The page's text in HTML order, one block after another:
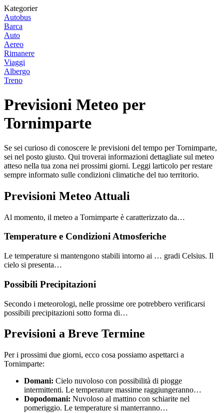
Kategorier
Autobus
Barca
Auto
Aereo
Rimanere
Viaggi
Albergo
Treno
Previsioni Meteo per
Tornimparte
Se sei curioso di conoscere le previsioni del tempo per Tornimparte,
sei nel posto giusto. Qui troverai informazioni dettagliate sul meteo
atteso nella tua zona nei prossimi giorni. Leggi larticolo per restare
sempre informato sulle condizioni climatiche del tuo territorio.
Previsioni Meteo Attuali
Al momento, il meteo a Tornimparte è caratterizzato da…
Temperature e Condizioni Atmosferiche
Le temperature si mantengono stabili intorno ai … gradi Celsius. Il
cielo si presenta…
Possibili Precipitazioni
Secondo i meteorologi, nelle prossime ore potrebbero verificarsi
possibili precipitazioni sotto forma di…
Previsioni a Breve Termine
Per i prossimi due giorni, ecco cosa possiamo aspettarci a
Tornimparte:
Domani: Cielo nuvoloso con possibilità di piogge
intermittenti. Le temperature massime raggiungeranno…
Dopodomani: Nuvoloso al mattino con schiarite nel
pomeriggio. Le temperature si manterranno…